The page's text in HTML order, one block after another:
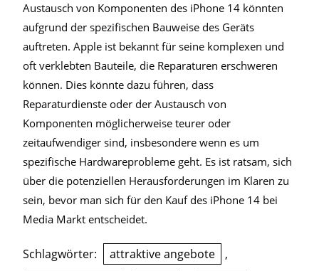
Austausch von Komponenten des iPhone 14 könnten
aufgrund der spezifischen Bauweise des Geräts
auftreten. Apple ist bekannt für seine komplexen und
oft verklebten Bauteile, die Reparaturen erschweren
können. Dies könnte dazu führen, dass
Reparaturdienste oder der Austausch von
Komponenten möglicherweise teurer oder
zeitaufwendiger sind, insbesondere wenn es um
spezifische Hardwareprobleme geht. Es ist ratsam, sich
über die potenziellen Herausforderungen im Klaren zu
sein, bevor man sich für den Kauf des iPhone 14 bei
Media Markt entscheidet.
Schlagwörter: attraktive angebote
,